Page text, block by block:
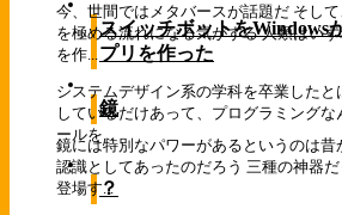
今、世間ではメタバースが話題だ そし
を極める流れになる気がする 人類はい
を作...
スイッチボットをWindows
プリを作った
システムデザイン系の学科を卒業した
しているだけあって、プログラミング
ールを...
鏡
鏡には特別なパワーがあるというのは昔
認識としてあったのだろう 三種の神器
登場す...
？